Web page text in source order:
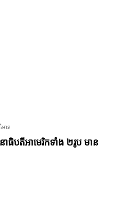
មាន
ាធិបតីអាមេរិកទាំង ២រូប មាន